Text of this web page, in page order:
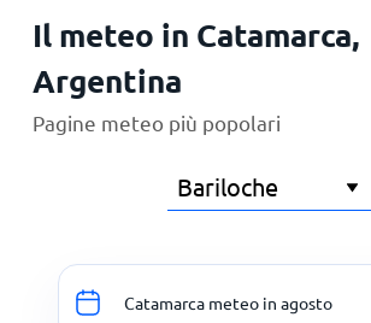
Il meteo in Catamarca,
Argentina
Pagine meteo più popolari
Catamarca meteo in agosto